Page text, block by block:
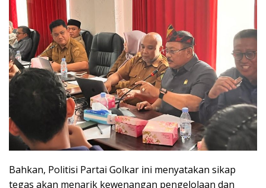
Bahkan, Politisi Partai Golkar ini menyatakan sikap
tegas akan menarik kewenangan pengelolaan dan